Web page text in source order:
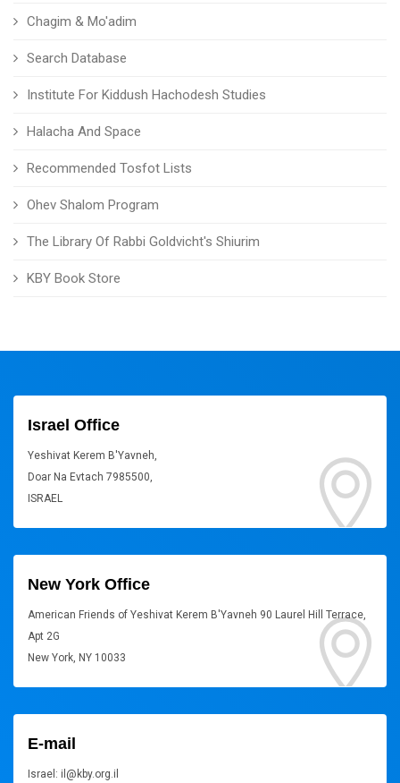
Chagim & Mo'adim
Search Database
Institute For Kiddush Hachodesh Studies
Halacha And Space
Recommended Tosfot Lists
Ohev Shalom Program
The Library Of Rabbi Goldvicht's Shiurim
KBY Book Store
Israel Office
Yeshivat Kerem B'Yavneh,
Doar Na Evtach 7985500,
ISRAEL
New York Office
American Friends of Yeshivat Kerem B'Yavneh 90 Laurel Hill Terrace,
Apt 2G
New York, NY 10033
E-mail
Israel: il@kby.org.il